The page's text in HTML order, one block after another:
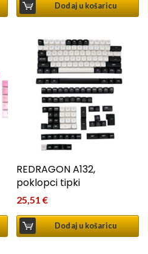
Dodaj u košaricu
REDRAGON A132,
poklopci tipki
25,51€
Dodaj u košaricu